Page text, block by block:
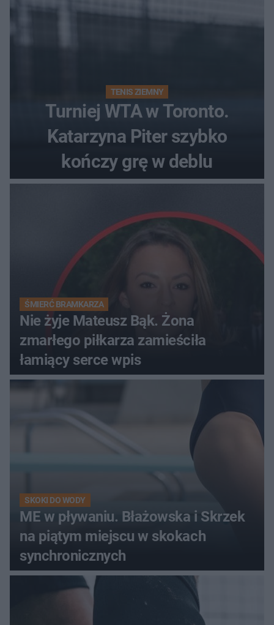
TENIS ZIEMNY
Turniej WTA w Toronto.
Katarzyna Piter szybko
kończy grę w deblu
ŚMIERĆ BRAMKARZA
Nie żyje Mateusz Bąk. Żona
zmarłego piłkarza zamieściła
łamiący serce wpis
SKOKI DO WODY
ME w pływaniu. Błażowska i Skrzek
na piątym miejscu w skokach
synchronicznych